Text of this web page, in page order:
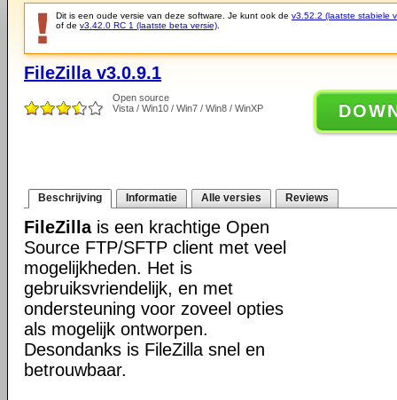
Dit is een oude versie van deze software. Je kunt ook de v3.52.2 (laatste stabiele
of de v3.42.0 RC 1 (laatste beta versie)
FileZilla v3.0.9.1
Open source
Vista / Win10 / Win7 / Win8 / WinXP
Beschrijving Informatie Alle versies Reviews
FileZillais een krachtige Open
Source FTP/SFTP client met veel
mogelijkheden. Het is
gebruiksvriendelijk, en met
ondersteuning voor zoveel opties
als mogelijk ontworpen.
Desondanks is FileZilla snel en
betrouwbaar.